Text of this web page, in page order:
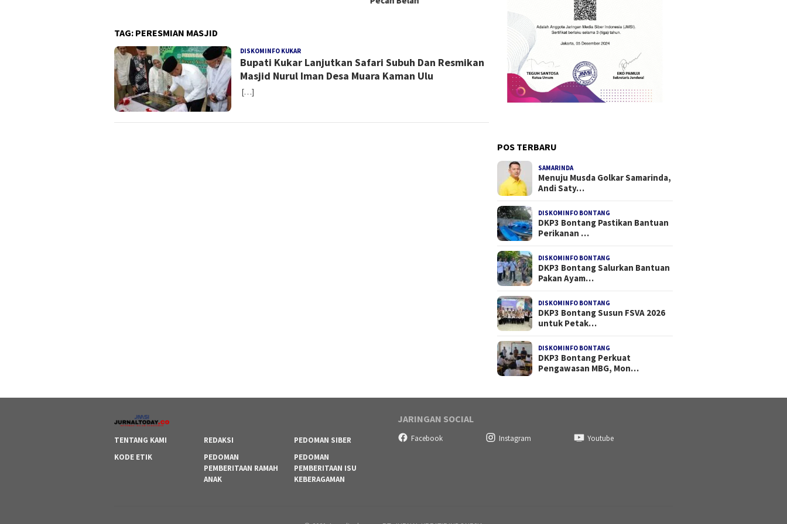
TAG: PERESMIAN MASJID
DISKOMINFO KUKAR
Kukar
Bupati Kukar Lanjutkan Safari Subuh Dan Resmikan
Masjid Nurul Iman Desa Muara Kaman Ulu
[…]
POS TERBARU
SAMARINDA
Menuju Musda Golkar Samarinda,
Andi Saty…
DISKOMINFO BONTANG
DKP3 Bontang Pastikan Bantuan
Perikanan …
DISKOMINFO BONTANG
DKP3 Bontang Salurkan Bantuan
Pakan Ayam…
DISKOMINFO BONTANG
DKP3 Bontang Susun FSVA 2026
untuk Petak…
DISKOMINFO BONTANG
DKP3 Bontang Perkuat
Pengawasan MBG, Mon…
TENTANG KAMI REDAKSI
PEDOMAN SIBER
KODE ETIK
PEDOMAN
PEMBERITAAN RAMAH
ANAK
PEDOMAN
PEMBERITAAN ISU
KEBERAGAMAN
JARINGAN SOCIAL
Facebook Instagram Youtube